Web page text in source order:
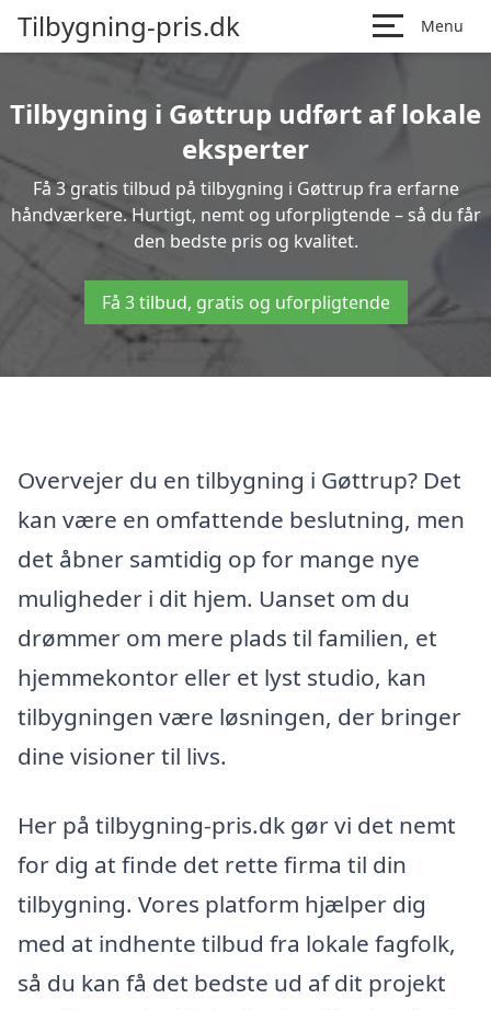
Tilbygning-pris.dk Menu
Tilbygning i Gøttrup udført af lokale
eksperter
Få 3 gratis tilbud på tilbygning i Gøttrup fra erfarne
håndværkere. Hurtigt, nemt og uforpligtende – så du får
den bedste pris og kvalitet.
Få 3 tilbud, gratis og uforpligtende
Overvejer du en tilbygning i Gøttrup? Det
kan være en omfattende beslutning, men
det åbner samtidig op for mange nye
muligheder i dit hjem. Uanset om du
drømmer om mere plads til familien, et
hjemmekontor eller et lyst studio, kan
tilbygningen være løsningen, der bringer
dine visioner til livs.
Her på tilbygning-pris.dk gør vi det nemt
for dig at finde det rette firma til din
tilbygning. Vores platform hjælper dig
med at indhente tilbud fra lokale fagfolk,
så du kan få det bedste ud af dit projekt